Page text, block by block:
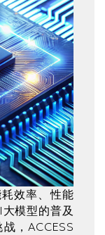
效率、性能
模型的普及
，ACCESS